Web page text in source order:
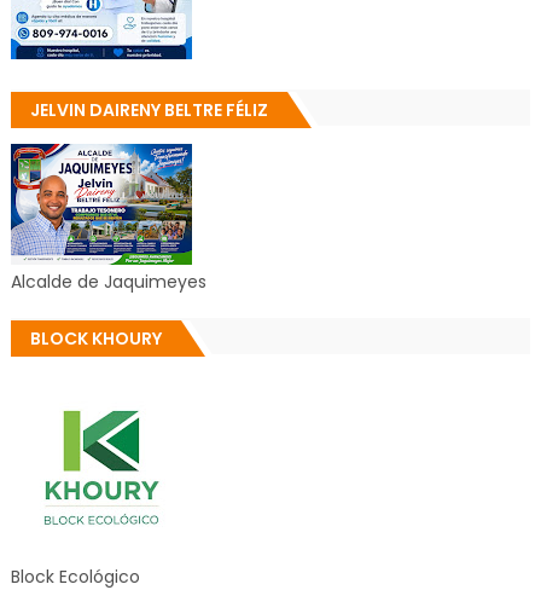
JELVIN DAIRENY BELTRE FÉLIZ
Alcalde de Jaquimeyes
BLOCK KHOURY
Block Ecológico